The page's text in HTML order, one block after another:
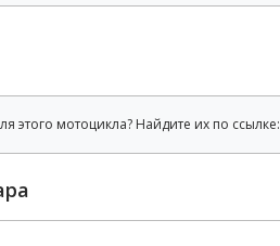
этого мотоцикла? Найдите их по ссылке: